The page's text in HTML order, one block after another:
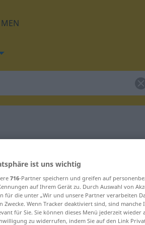
für "actual"
ist uns wichtig
716-Partner speichern und greifen auf
auf Ihrem Gerät zu. Durch Auswahl von
für die unter „Wir und unsere Partner verarbeiten
Zwecke. Wenn Tracker deaktiviert sind, sind
für Sie. Sie können dieses Menü jederzeit
zu widerrufen, indem Sie auf den Link